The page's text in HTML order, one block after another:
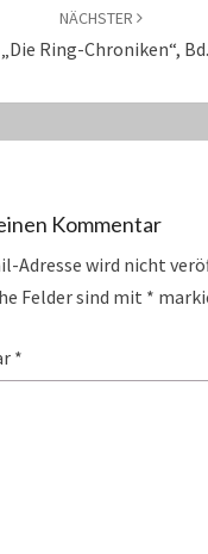
NÄCHSTER
Ring-Chroniken“,
Kommentar
Adresse wird nicht
Felder sind mit *
*